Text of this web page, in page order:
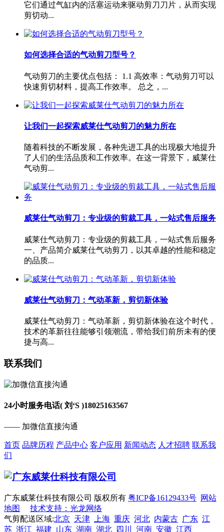
它们通过气缸内的活塞运动来驱动剪刀刀片，从而实现
剪切动...
如何选择合适的气动剪刀型号？
气动剪刀的主要优点包括： 1.1 高效率：气动剪刀可以
快速剪切材料，提高工作效率。 总之，...
让我们一起探索威莱仕气动剪刀的魅力所在
随着科技的不断发展，各种先进工具的出现极大地提升
了人们的生活品质和工作效率。在这一背景下，威莱仕
气动剪...
威莱仕气动剪刀：专业级的剪裁工具，一站式售后服务
威莱仕气动剪刀：专业级的剪裁工具，一站式售后服务
一、产品简介威莱仕气动剪刀，以其卓越的性能和稳定
的品质...
威莱仕气动剪刀：气动革新，剪切新体验
威莱仕气动剪刀：气动革新，剪切新体验在这个时代，
技术的革新往往能够引领潮流，带给我们前所未有的便
捷与高...
联系我们
24小时服务电话( 刘‘S )18025163567
—— 加微信直接沟通
首页 品牌历程 产品中心 客户应用 新闻动态 人才招聘 联系我
们
广东威莱仕科技有限公司 版权所有 粤ICP备16129433号 网站
地图
技术支持：光龙网络
气剪配送区域:北京 天津 上海 重庆 河北 内蒙古 广东 江
苏 浙江 福建 山东 湖南 湖北 四川 河南 安徽 江西